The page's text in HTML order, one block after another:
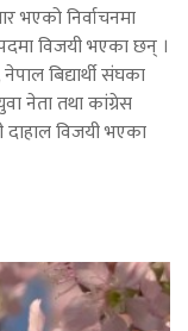
भएको निर्वाचनमा
विजयी भएका छन् ।
बिद्यार्थी संघका
नेता तथा कांग्रेस
दाहाल विजयी भएका